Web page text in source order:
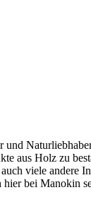
und
aus Holz zu
viele andere
bei Manokin